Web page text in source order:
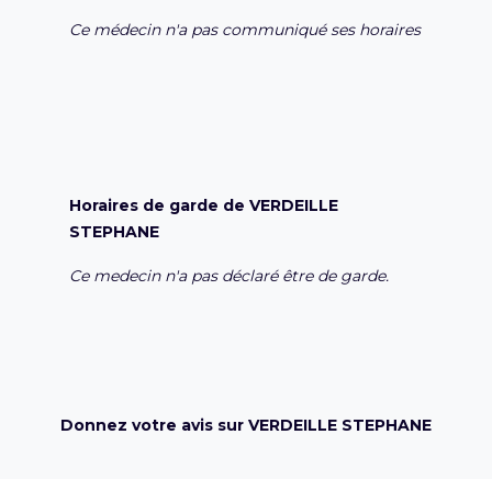
Ce médecin n'a pas communiqué ses horaires
Horaires de garde de VERDEILLE
STEPHANE
Ce medecin n'a pas déclaré être de garde.
Donnez votre avis sur VERDEILLE STEPHANE